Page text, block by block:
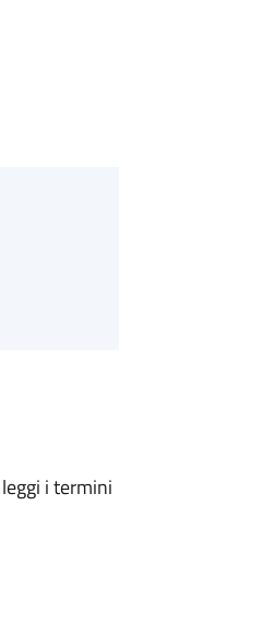
i termini